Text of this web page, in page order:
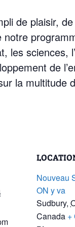
de plaisir,
les
de
la multitude
Nouveau
ON y va
Sudbury,
Canada +